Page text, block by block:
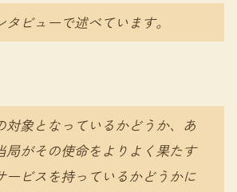
タビューで述べています。
対象となっているかどうか、あ
局がその使命をよりよく果たす
ービスを持っているかどうかに